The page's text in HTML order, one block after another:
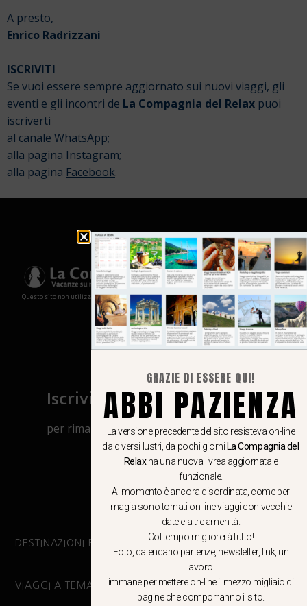
A presto,
Enrico Radrizzani
ISCRIVITI
Se vuoi essere sempre aggiornato sui nuovi viaggi, gli
eventi e gli incontri de La Compagnia del Relax puoi
iscriverti
al canale WhatsApp;
alla pagina Instagram;
alla pagina Facebook.
Questo sito non utilizza cookies e non memorizza in alcun modo le tue informazioni
Iscriviti al canale Whatsapp
per rimanere aggiornato su viaggi, eventi
e notizie!
CLICCA QUI
DESTINAZIONI PRINCIPALI
VIAGGI A TEMA
GRAZIE DI ESSERE QUI!
ABBI PAZIENZA
La versione precedente del sito resisteva on-line
da diversi lustri, da pochi giorni La Compagnia del
Relaxha una nuova livrea aggiornata e
funzionale.
Al momento è ancora disordinata, come per
magia sono tornati on-line viaggi con vecchie
date e altre amenità.
Col tempo migliorerà tutto!
Foto, calendario partenze, newsletter, link, un
lavoro
immane per mettere on-line il mezzo migliaio di
pagine che comporranno il sito.